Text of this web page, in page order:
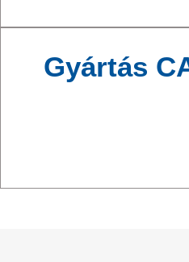
Gyártás